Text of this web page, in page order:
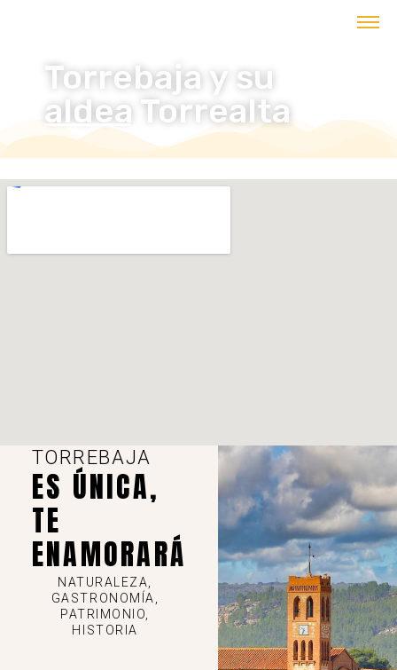
Torrebaja y su
aldea Torrealta
TORREBAJA
ES ÚNICA,
TE
ENAMORARÁ
NATURALEZA,
GASTRONOMÍA,
PATRIMONIO,
HISTORIA